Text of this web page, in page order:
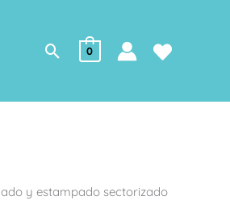
Buscar
0
y estampado sectorizado